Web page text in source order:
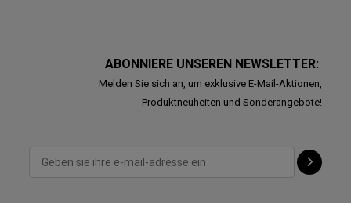
ABONNIERE UNSEREN NEWSLETTER:
Melden Sie sich an, um exklusive E-Mail-Aktionen,
Produktneuheiten und Sonderangebote!